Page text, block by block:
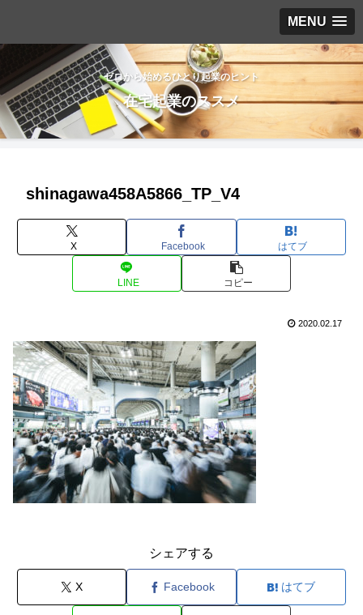
MENU
ゼロから始めるひとり起業のヒント
在宅起業のススメ
shinagawa458A5866_TP_V4
X Facebook はてブ
LINE コピー
2020.02.17
シェアする
X Facebook はてブ